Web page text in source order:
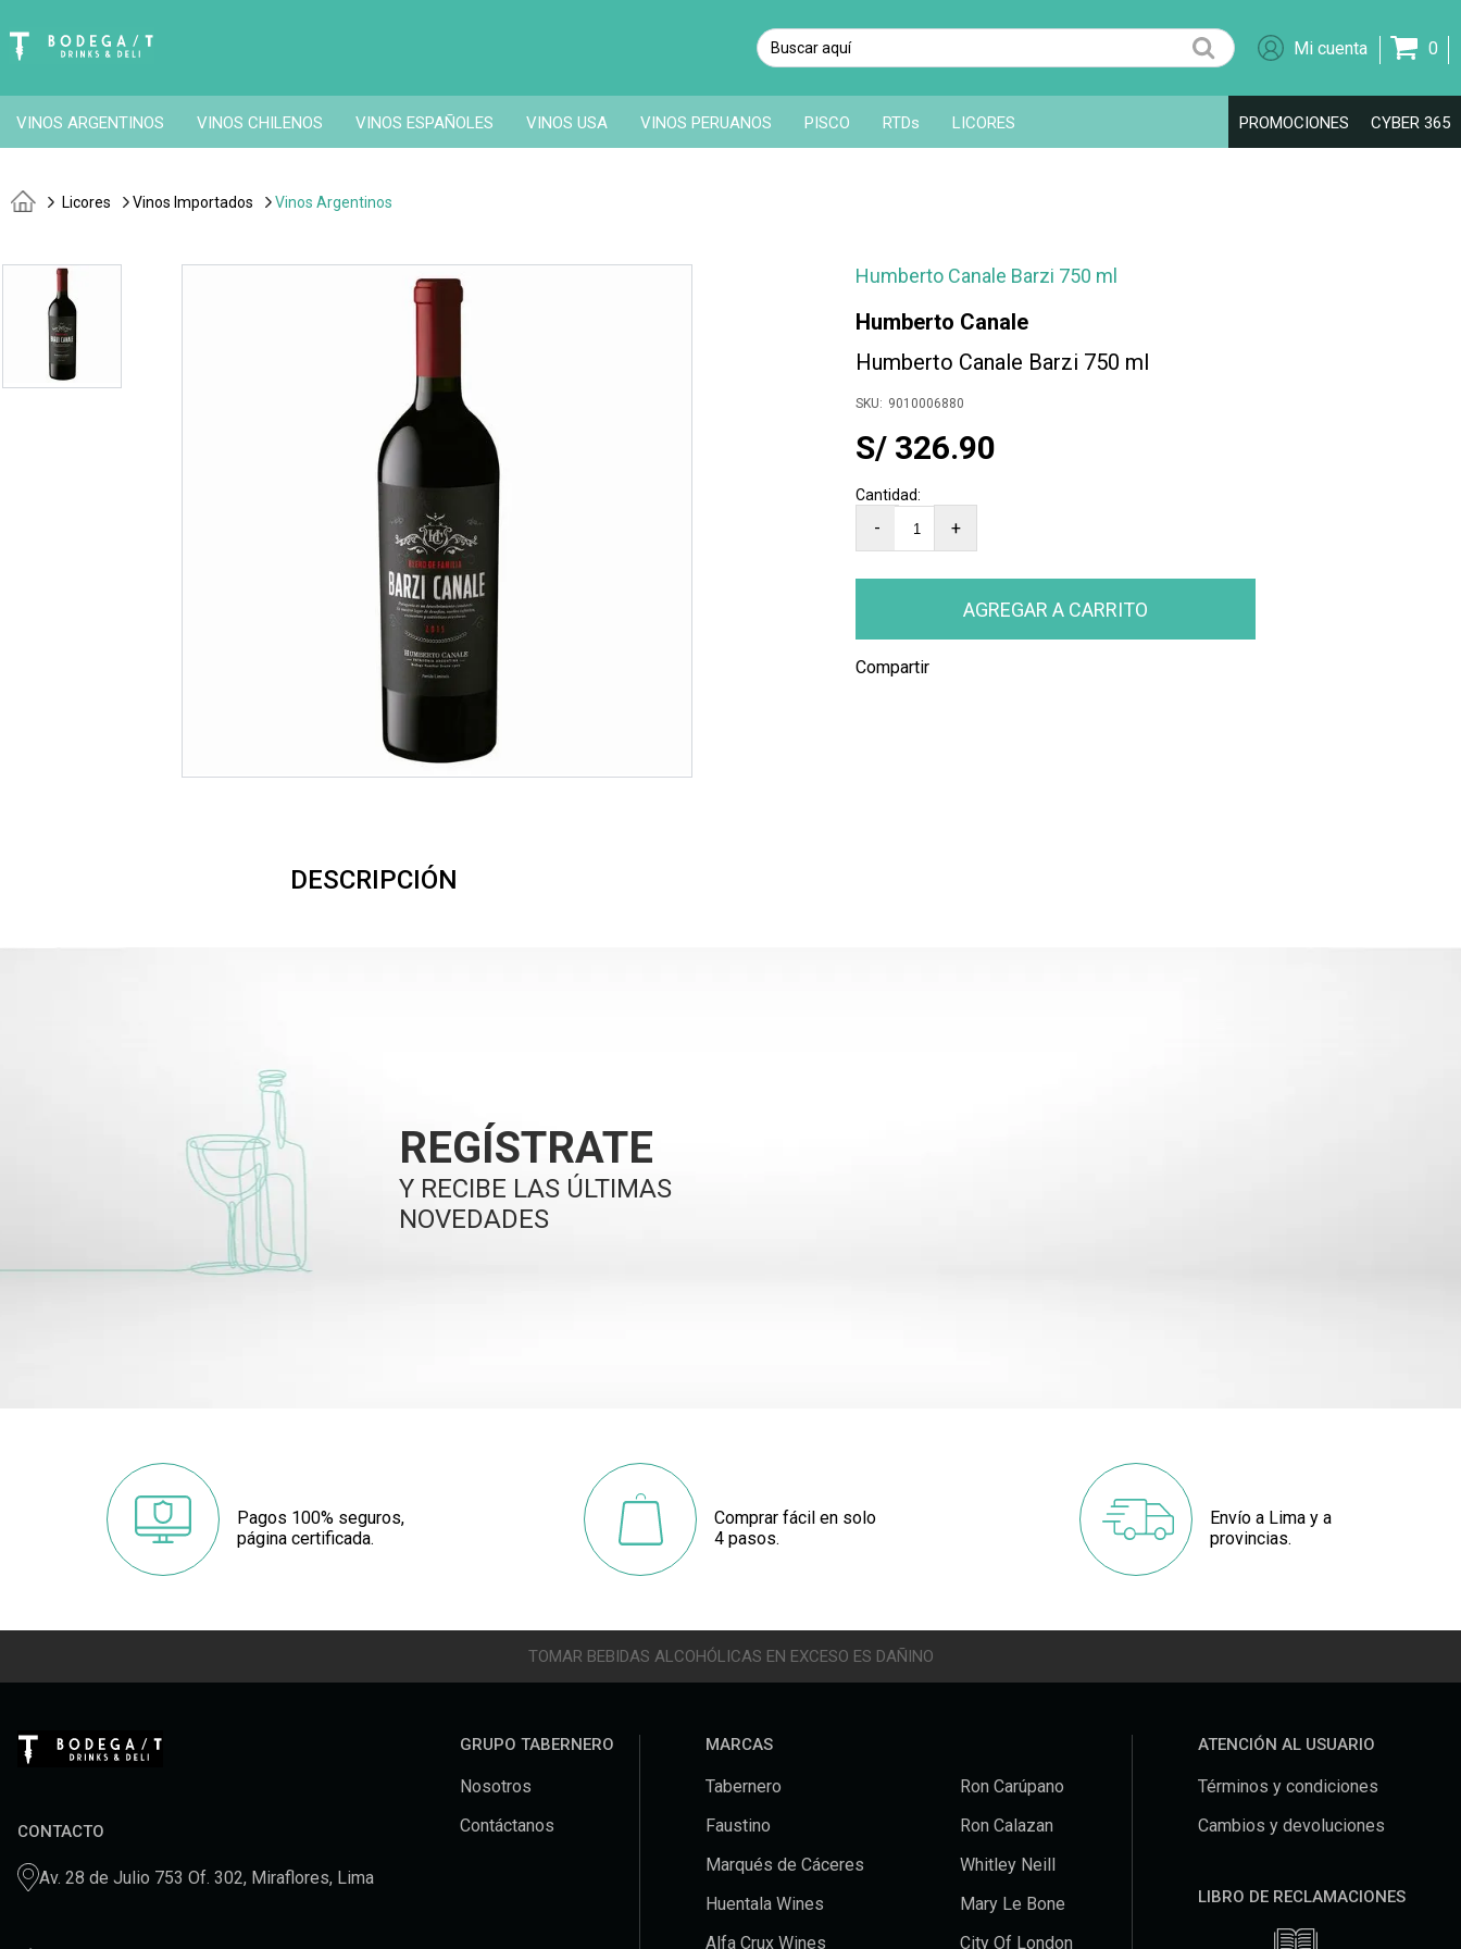
0
VINOS ARGENTINOS VINOS CHILENOS VINOS ESPAÑOLES VINOS USA VINOS PERUANOS PISCO RTDs LICORES CYBER 365
PROMOCIONES
Licores Vinos Importados Vinos Argentinos
Humberto Canale Barzi 750 ml
Humberto Canale
Humberto Canale Barzi 750 ml
9010006880
S/ 326.90
- +
Compartir
DESCRIPCIÓN
REGÍSTRATE
Y RECIBE LAS ÚLTIMAS
NOVEDADES
Pagos 100% seguros,
página certificada.
Comprar fácil en solo
4 pasos.
Envío a Lima y a
provincias.
TOMAR BEBIDAS ALCOHÓLICAS EN EXCESO ES DAÑINO
CONTACTO
Av. 28 de Julio 753 Of. 302, Miraflores, Lima
GRUPO TABERNERO
Nosotros
Contáctanos
MARCAS
Tabernero
Faustino
Marqués de Cáceres
Huentala Wines
Alfa Crux Wines
Ron Carúpano
Ron Calazan
Whitley Neill
Mary Le Bone
City Of London
ATENCIÓN AL USUARIO
Términos y condiciones
Cambios y devoluciones
LIBRO DE RECLAMACIONES